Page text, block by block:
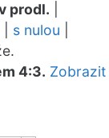
prodl.
s nulou
4:3. Zobrazit